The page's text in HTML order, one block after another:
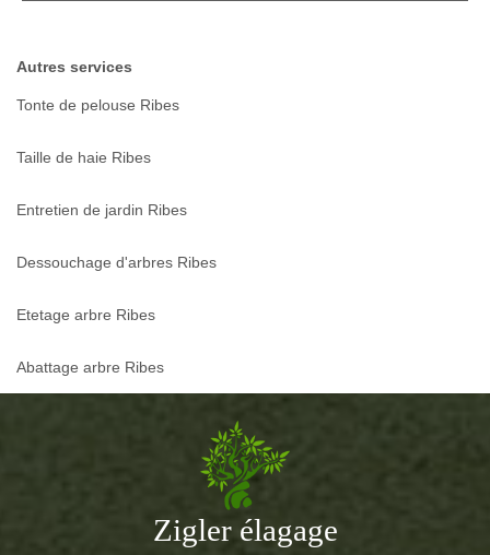
Autres services
Tonte de pelouse Ribes
Taille de haie Ribes
Entretien de jardin Ribes
Dessouchage d'arbres Ribes
Etetage arbre Ribes
Abattage arbre Ribes
Zigler élagage